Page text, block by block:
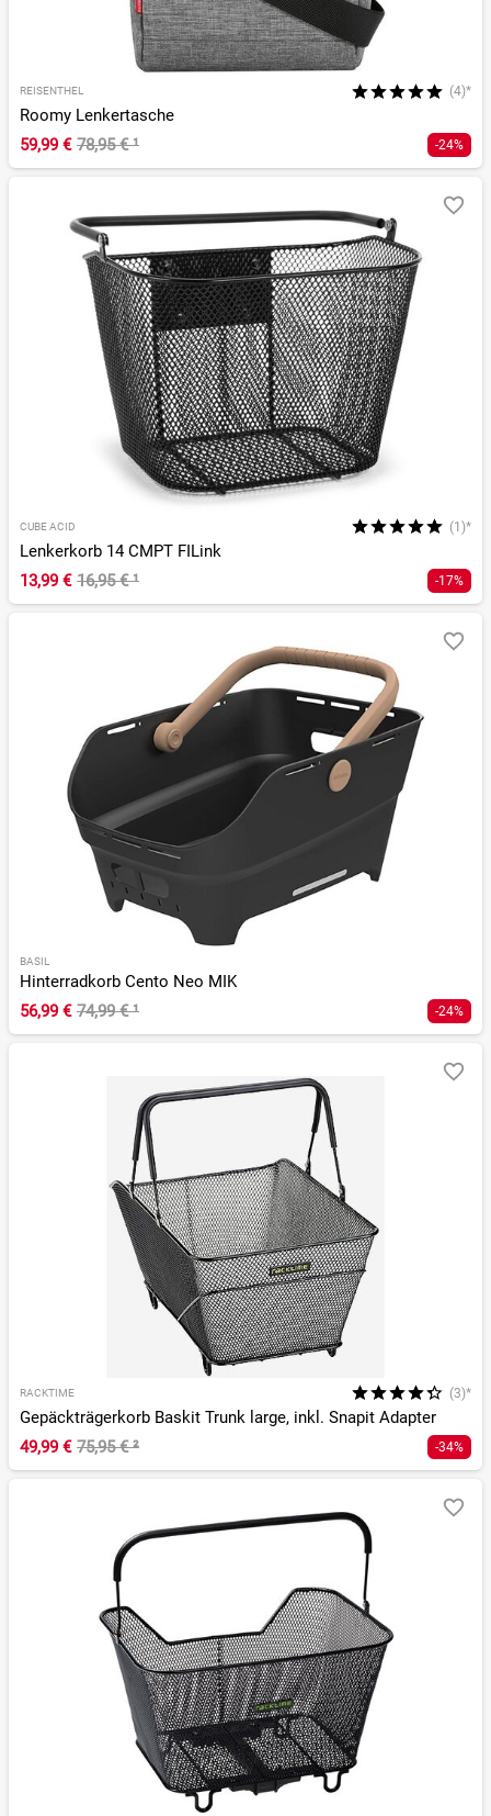
REISENTHEL (4)*
Roomy Lenkertasche
59,99 € 78,95 €¹ -24%
CUBE ACID (1)*
Lenkerkorb 14 CMPT FILink
13,99 € 16,95 €¹ -17%
BASIL
Hinterradkorb Cento Neo MIK
56,99 € 74,99 €¹ -24%
RACKTIME (3)*
Gepäckträgerkorb Baskit Trunk large, inkl. Snapit Adapter
49,99 € 75,95 €² -34%